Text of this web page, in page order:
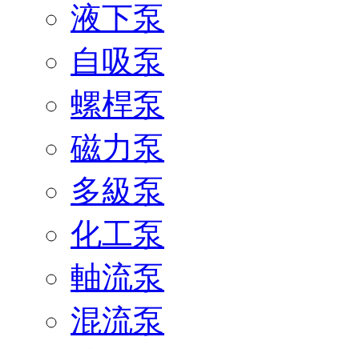
液下泵
自吸泵
螺桿泵
磁力泵
多級泵
化工泵
軸流泵
混流泵